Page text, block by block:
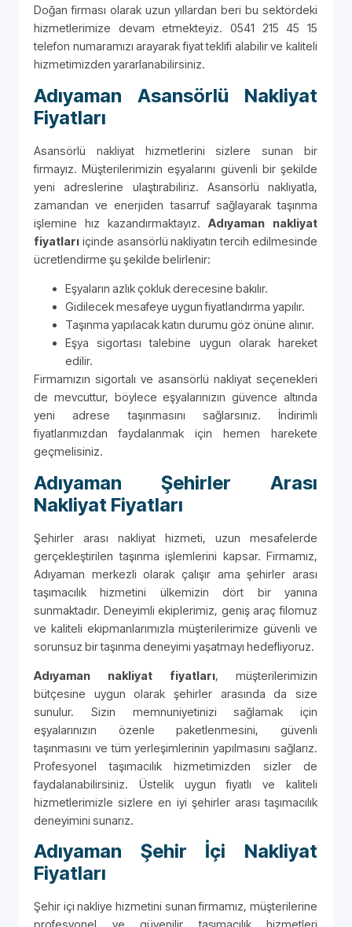
Doğan firması olarak uzun yıllardan beri bu sektördeki
hizmetlerimize devam etmekteyiz. 0541 215 45 15
telefon numaramızı arayarak fiyat teklifi alabilir ve kaliteli
hizmetimizden yararlanabilirsiniz.
Adıyaman Asansörlü Nakliyat
Fiyatları
Asansörlü nakliyat hizmetlerini sizlere sunan bir
firmayız. Müşterilerimizin eşyalarını güvenli bir şekilde
yeni adreslerine ulaştırabiliriz. Asansörlü nakliyatla,
zamandan ve enerjiden tasarruf sağlayarak taşınma
işlemine hız kazandırmaktayız. Adıyaman nakliyat
fiyatları içinde asansörlü nakliyatın tercih edilmesinde
ücretlendirme şu şekilde belirlenir:
Eşyaların azlık çokluk derecesine bakılır.
Gidilecek mesafeye uygun fiyatlandırma yapılır.
Taşınma yapılacak katın durumu göz önüne alınır.
Eşya sigortası talebine uygun olarak hareket
edilir.
Firmamızın sigortalı ve asansörlü nakliyat seçenekleri
de mevcuttur, böylece eşyalarınızın güvence altında
yeni adrese taşınmasını sağlarsınız. İndirimli
fiyatlarımızdan faydalanmak için hemen harekete
geçmelisiniz.
Adıyaman Şehirler Arası
Nakliyat Fiyatları
Şehirler arası nakliyat hizmeti, uzun mesafelerde
gerçekleştirilen taşınma işlemlerini kapsar. Firmamız,
Adıyaman merkezli olarak çalışır ama şehirler arası
taşımacılık hizmetini ülkemizin dört bir yanına
sunmaktadır. Deneyimli ekiplerimiz, geniş araç filomuz
ve kaliteli ekipmanlarımızla müşterilerimize güvenli ve
sorunsuz bir taşınma deneyimi yaşatmayı hedefliyoruz.
Adıyaman nakliyat fiyatları, müşterilerimizin
bütçesine uygun olarak şehirler arasında da size
sunulur. Sizin memnuniyetinizi sağlamak için
eşyalarınızın özenle paketlenmesini, güvenli
taşınmasını ve tüm yerleşimlerinin yapılmasını sağlarız.
Profesyonel taşımacılık hizmetimizden sizler de
faydalanabilirsiniz. Üstelik uygun fiyatlı ve kaliteli
hizmetlerimizle sizlere en iyi şehirler arası taşımacılık
deneyimini sunarız.
Adıyaman Şehir İçi Nakliyat
Fiyatları
Şehir içi nakliye hizmetini sunan firmamız, müşterilerine